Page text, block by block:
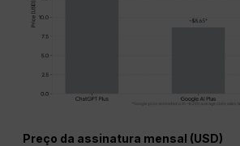
Preço da assinatura mensal (USD)